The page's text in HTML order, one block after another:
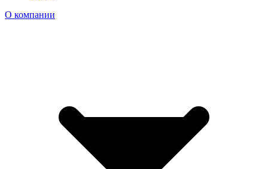
О компании